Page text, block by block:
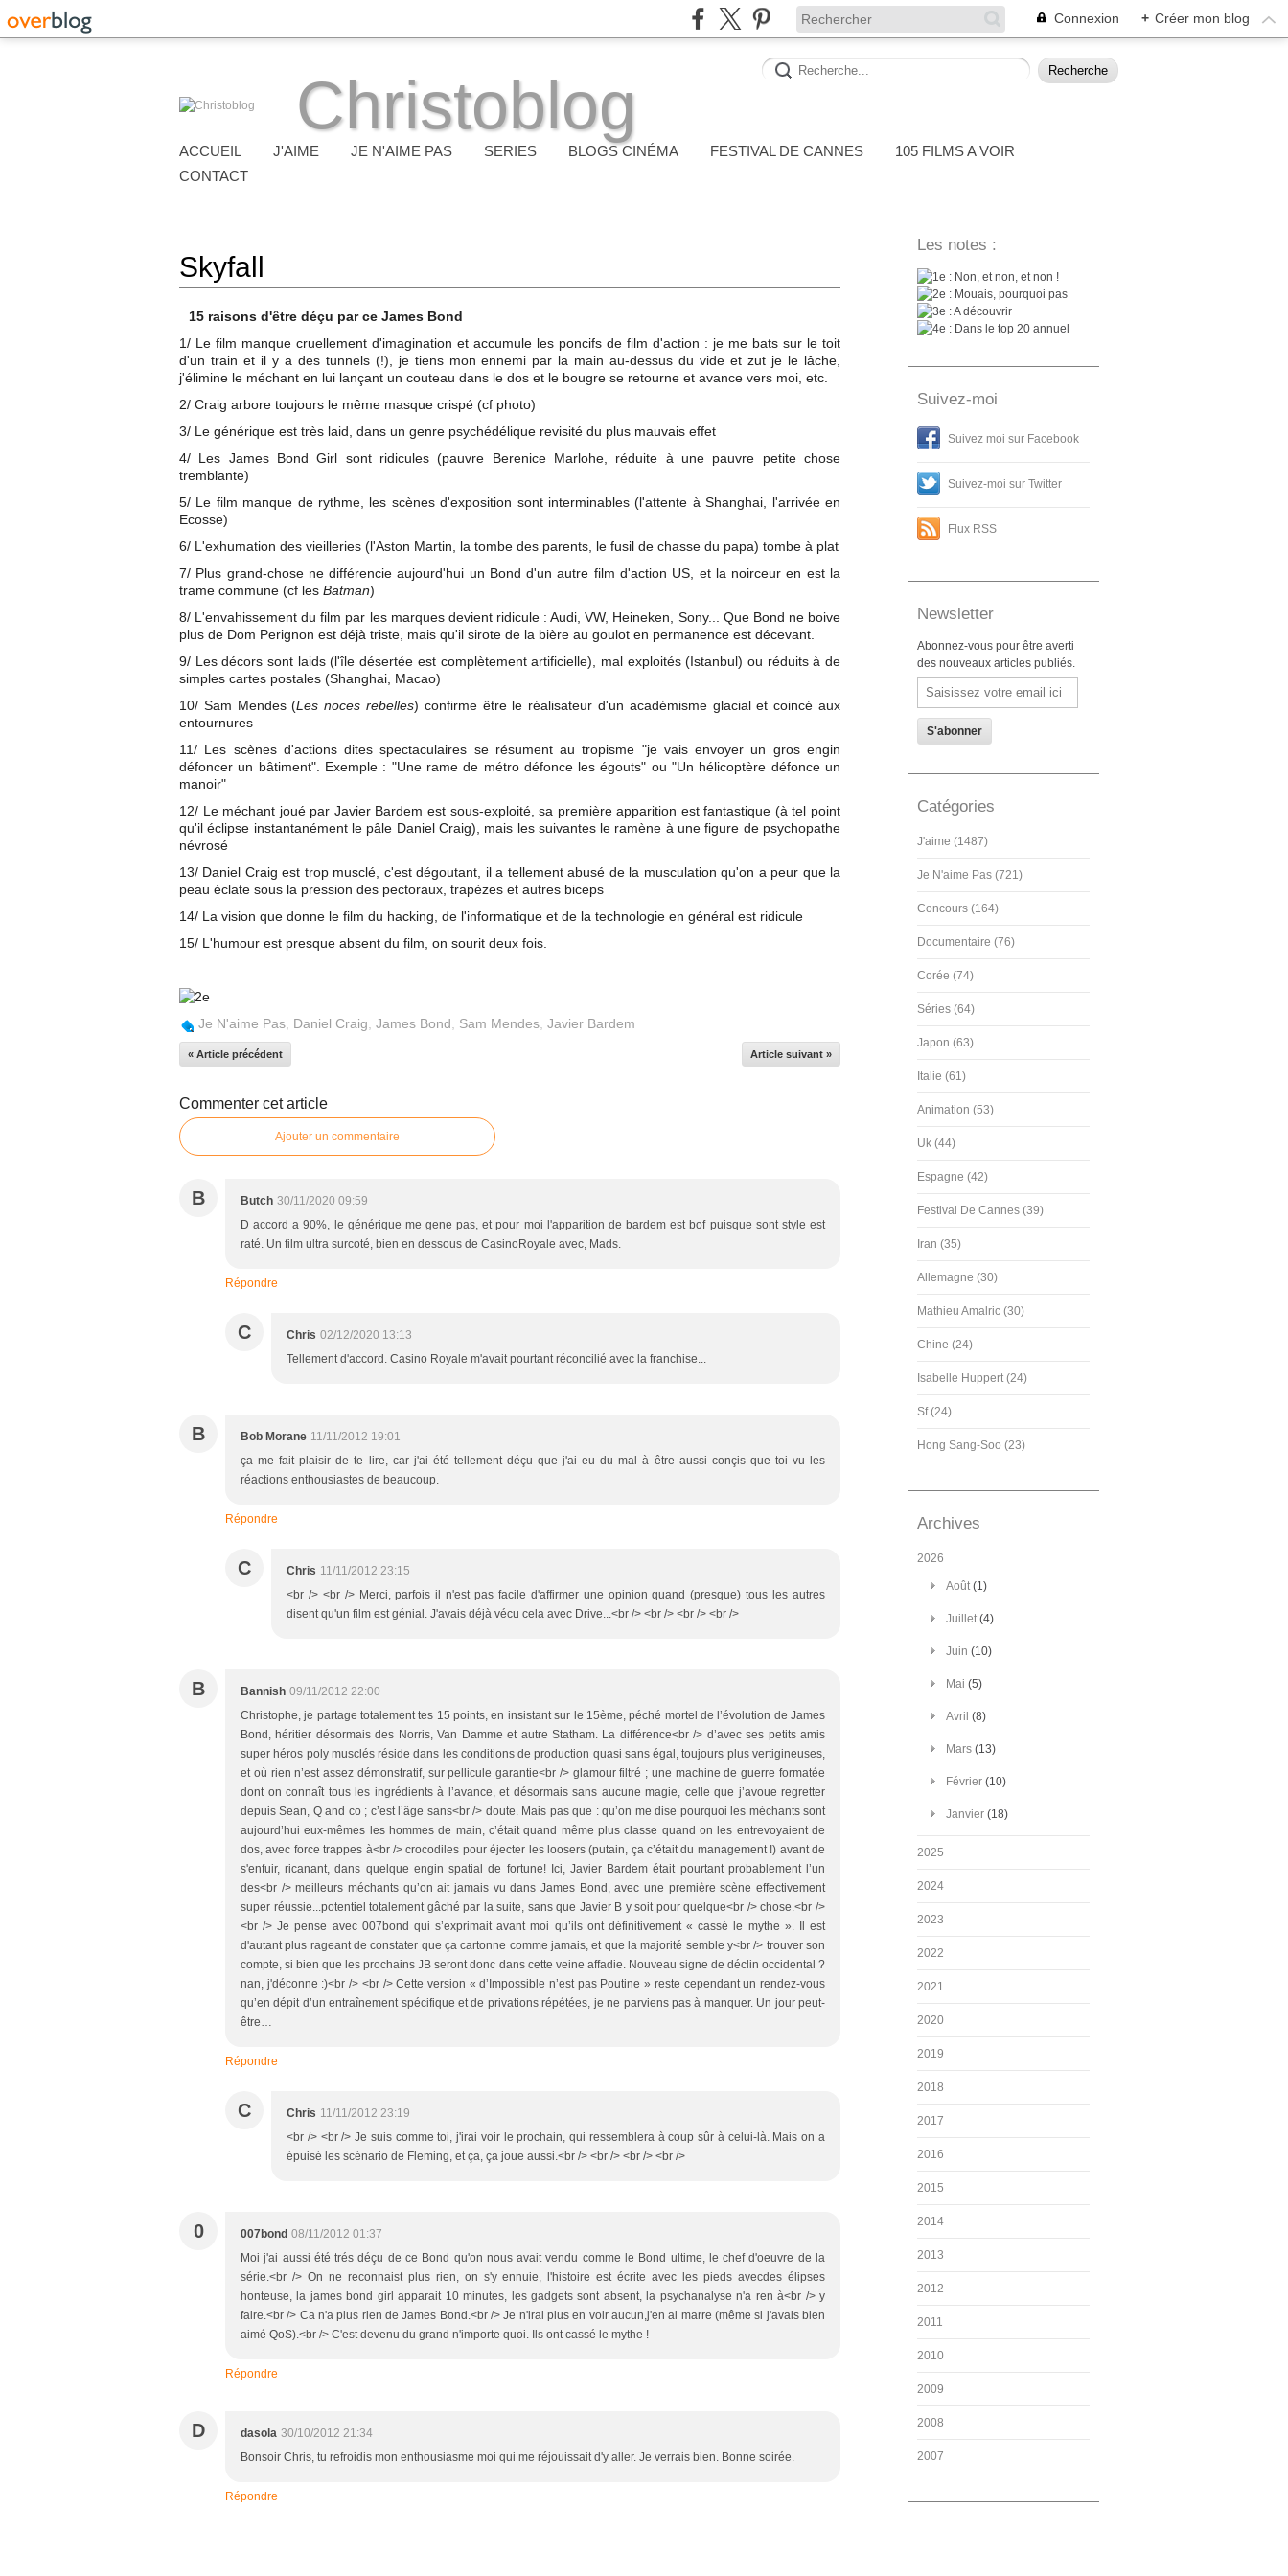
Connexion + Créer mon blog
Christoblog
ACCUEIL J'AIME JE N'AIME PAS SERIES BLOGS CINÉMA FESTIVAL DE CANNES
105 FILMS A VOIR
CONTACT
Skyfall
15 raisons d'être déçu par ce James Bond
1/ Le film manque cruellement d'imagination et accumule les poncifs de film d'action : je me bats sur le toit
d'un train et il y a des tunnels (!), je tiens mon ennemi par la main au-dessus du vide et zut je le lâche,
j'élimine le méchant en lui lançant un couteau dans le dos et le bougre se retourne et avance vers moi, etc.
2/ Craig arbore toujours le même masque crispé (cf photo)
3/ Le générique est très laid, dans un genre psychédélique revisité du plus mauvais effet
4/ Les James Bond Girl sont ridicules (pauvre Berenice Marlohe, réduite à une pauvre petite chose
tremblante)
5/ Le film manque de rythme, les scènes d'exposition sont interminables (l'attente à Shanghai, l'arrivée en
Ecosse)
6/ L'exhumation des vieilleries (l'Aston Martin, la tombe des parents, le fusil de chasse du papa) tombe à plat
7/ Plus grand-chose ne différencie aujourd'hui un Bond d'un autre film d'action US, et la noirceur en est la
trame commune (cf les Batman)
8/ L'envahissement du film par les marques devient ridicule : Audi, VW, Heineken, Sony... Que Bond ne boive
plus de Dom Perignon est déjà triste, mais qu'il sirote de la bière au goulot en permanence est décevant.
9/ Les décors sont laids (l'île désertée est complètement artificielle), mal exploités (Istanbul) ou réduits à de
simples cartes postales (Shanghai, Macao)
10/ Sam Mendes (Les noces rebelles) confirme être le réalisateur d'un académisme glacial et coincé aux
entournures
11/ Les scènes d'actions dites spectaculaires se résument au tropisme "je vais envoyer un gros engin
défoncer un bâtiment". Exemple : "Une rame de métro défonce les égouts" ou "Un hélicoptère défonce un
manoir"
12/ Le méchant joué par Javier Bardem est sous-exploité, sa première apparition est fantastique (à tel point
qu'il éclipse instantanément le pâle Daniel Craig), mais les suivantes le ramène à une figure de psychopathe
névrosé
13/ Daniel Craig est trop musclé, c'est dégoutant, il a tellement abusé de la musculation qu'on a peur que la
peau éclate sous la pression des pectoraux, trapèzes et autres biceps
14/ La vision que donne le film du hacking, de l'informatique et de la technologie en général est ridicule
15/ L'humour est presque absent du film, on sourit deux fois.
Je N'aime Pas Daniel Craig James Bond Sam Mendes Javier Bardem
« Article précédent Article suivant »
Commenter cet article
Ajouter un commentaire
B Butch 30/11/2020 09:59
D accord a 90%, le générique me gene pas, et pour moi l'apparition de bardem est bof puisque sont style est
raté. Un film ultra surcoté, bien en dessous de CasinoRoyale avec, Mads.
Répondre
C Chris 02/12/2020 13:13
Tellement d'accord. Casino Royale m'avait pourtant réconcilié avec la franchise...
B Bob Morane 11/11/2012 19:01
ça me fait plaisir de te lire, car j'ai été tellement déçu que j'ai eu du mal à être aussi conçis que toi vu les
réactions enthousiastes de beaucoup.
Répondre
C Chris 11/11/2012 23:15
<br /> <br /> Merci, parfois il n'est pas facile d'affirmer une opinion quand (presque) tous les autres
disent qu'un film est génial. J'avais déjà vécu cela avec Drive...<br /> <br /> <br /> <br />
B Bannish 09/11/2012 22:00
Christophe, je partage totalement tes 15 points, en insistant sur le 15ème, péché mortel de l’évolution de James
Bond, héritier désormais des Norris, Van Damme et autre Statham. La différence<br /> d’avec ses petits amis
super héros poly musclés réside dans les conditions de production quasi sans égal, toujours plus vertigineuses,
et où rien n’est assez démonstratif, sur pellicule garantie<br /> glamour filtré ; une machine de guerre formatée
dont on connaît tous les ingrédients à l’avance, et désormais sans aucune magie, celle que j’avoue regretter
depuis Sean, Q and co ; c’est l’âge sans<br /> doute. Mais pas que : qu’on me dise pourquoi les méchants sont
aujourd’hui eux-mêmes les hommes de main, c’était quand même plus classe quand on les entrevoyaient de
dos, avec force trappes à<br /> crocodiles pour éjecter les loosers (putain, ça c’était du management !) avant de
s'enfuir, ricanant, dans quelque engin spatial de fortune! Ici, Javier Bardem était pourtant probablement l’un
des<br /> meilleurs méchants qu’on ait jamais vu dans James Bond, avec une première scène effectivement
super réussie...potentiel totalement gâché par la suite, sans que Javier B y soit pour quelque<br /> chose.<br />
<br /> Je pense avec 007bond qui s’exprimait avant moi qu’ils ont définitivement « cassé le mythe ». Il est
d'autant plus rageant de constater que ça cartonne comme jamais, et que la majorité semble y<br /> trouver son
compte, si bien que les prochains JB seront donc dans cette veine affadie. Nouveau signe de déclin occidental ?
nan, j'déconne :)<br /> <br /> Cette version « d’Impossible n’est pas Poutine » reste cependant un rendez-vous
qu’en dépit d’un entraînement spécifique et de privations répétées, je ne parviens pas à manquer. Un jour peut-
être…
Répondre
C Chris 11/11/2012 23:19
<br /> <br /> Je suis comme toi, j'irai voir le prochain, qui ressemblera à coup sûr à celui-là. Mais on a
épuisé les scénario de Fleming, et ça, ça joue aussi.<br /> <br /> <br /> <br />
0 007bond 08/11/2012 01:37
Moi j'ai aussi été trés déçu de ce Bond qu'on nous avait vendu comme le Bond ultime, le chef d'oeuvre de la
série.<br /> On ne reconnaist plus rien, on s'y ennuie, l'histoire est écrite avec les pieds avecdes élipses
honteuse, la james bond girl apparait 10 minutes, les gadgets sont absent, la psychanalyse n'a ren à<br /> y
faire.<br /> Ca n'a plus rien de James Bond.<br /> Je n'irai plus en voir aucun,j'en ai marre (même si j'avais bien
aimé QoS).<br /> C'est devenu du grand n'importe quoi. Ils ont cassé le mythe !
Répondre
D dasola 30/10/2012 21:34
Bonsoir Chris, tu refroidis mon enthousiasme moi qui me réjouissait d'y aller. Je verrais bien. Bonne soirée.
Répondre
Les notes :
: Non, et non, et non !
: Mouais, pourquoi pas
: A découvrir
: Dans le top 20 annuel
Suivez-moi
Suivez moi sur Facebook
Suivez-moi sur Twitter
Flux RSS
Newsletter
Abonnez-vous pour être averti
des nouveaux articles publiés.
Email
Catégories
J'aime (1487)
Je N'aime Pas (721)
Concours (164)
Documentaire (76)
Corée (74)
Séries (64)
Japon (63)
Italie (61)
Animation (53)
Uk (44)
Espagne (42)
Festival De Cannes (39)
Iran (35)
Allemagne (30)
Mathieu Amalric (30)
Chine (24)
Isabelle Huppert (24)
Sf (24)
Hong Sang-Soo (23)
Archives
2026
Août(1)
Juillet(4)
Juin (10)
Mai (5)
Avril (8)
Mars (13)
Février (10)
Janvier (18)
2025
2024
2023
2022
2021
2020
2019
2018
2017
2016
2015
2014
2013
2012
2011
2010
2009
2008
2007